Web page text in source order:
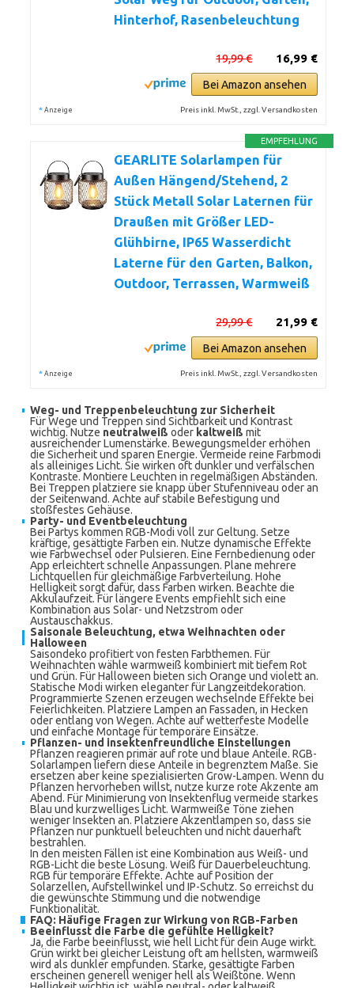
Hinterhof, Rasenbeleuchtung
16,99 €
19,99 €
Bei Amazon ansehen
* Anzeige Preis inkl. MwSt., zzgl. Versandkosten
EMPFEHLUNG
GEARLITE Solarlampen für
Außen Hängend/Stehend, 2
Stück Metall Solar Laternen für
Draußen mit Größer LED-
Glühbirne, IP65 Wasserdicht
Laterne für den Garten, Balkon,
Outdoor, Terrassen, Warmweiß
21,99 €
29,99 €
Bei Amazon ansehen
* Anzeige Preis inkl. MwSt., zzgl. Versandkosten
Weg- und Treppenbeleuchtung zur Sicherheit
Für Wege und Treppen sind Sichtbarkeit und Kontrast
wichtig. Nutze neutralweiß oder kaltweiß mit
ausreichender Lumenstärke. Bewegungsmelder erhöhen
die Sicherheit und sparen Energie. Vermeide reine Farbmodi
als alleiniges Licht. Sie wirken oft dunkler und verfälschen
Kontraste. Montiere Leuchten in regelmäßigen Abständen.
Bei Treppen platziere sie knapp über Stufenniveau oder an
der Seitenwand. Achte auf stabile Befestigung und
stoßfestes Gehäuse.
Party- und Eventbeleuchtung
Bei Partys kommen RGB-Modi voll zur Geltung. Setze
kräftige, gesättigte Farben ein. Nutze dynamische Effekte
wie Farbwechsel oder Pulsieren. Eine Fernbedienung oder
App erleichtert schnelle Anpassungen. Plane mehrere
Lichtquellen für gleichmäßige Farbverteilung. Hohe
Helligkeit sorgt dafür, dass Farben wirken. Beachte die
Akkulaufzeit. Für längere Events empfiehlt sich eine
Kombination aus Solar- und Netzstrom oder
Austauschakkus.
Saisonale Beleuchtung, etwa Weihnachten oder
Halloween
Saisondeko profitiert von festen Farbthemen. Für
Weihnachten wähle warmweiß kombiniert mit tiefem Rot
und Grün. Für Halloween bieten sich Orange und violett an.
Statische Modi wirken eleganter für Langzeitdekoration.
Programmierte Szenen erzeugen wechselnde Effekte bei
Feierlichkeiten. Platziere Lampen an Fassaden, in Hecken
oder entlang von Wegen. Achte auf wetterfeste Modelle
und einfache Montage für temporäre Einsätze.
Pflanzen- und insektenfreundliche Einstellungen
Pflanzen reagieren primär auf rote und blaue Anteile. RGB-
Solarlampen liefern diese Anteile in begrenztem Maße. Sie
ersetzen aber keine spezialisierten Grow-Lampen. Wenn du
Pflanzen hervorheben willst, nutze kurze rote Akzente am
Abend. Für Minimierung von Insektenflug vermeide starkes
Blau und kurzwelliges Licht. Warmweiße Töne ziehen
weniger Insekten an. Platziere Akzentlampen so, dass sie
Pflanzen nur punktuell beleuchten und nicht dauerhaft
bestrahlen.
In den meisten Fällen ist eine Kombination aus Weiß- und
RGB-Licht die beste Lösung. Weiß für Dauerbeleuchtung.
RGB für temporäre Effekte. Achte auf Position der
Solarzellen, Aufstellwinkel und IP-Schutz. So erreichst du
die gewünschte Stimmung und die notwendige
Funktionalität.
FAQ: Häufige Fragen zur Wirkung von RGB-Farben
Beeinflusst die Farbe die gefühlte Helligkeit?
Ja, die Farbe beeinflusst, wie hell Licht für dein Auge wirkt.
Grün wirkt bei gleicher Leistung oft am hellsten, warmweiß
wird als dunkler empfunden. Starke, gesättigte Farben
erscheinen generell weniger hell als Weißtöne. Wenn